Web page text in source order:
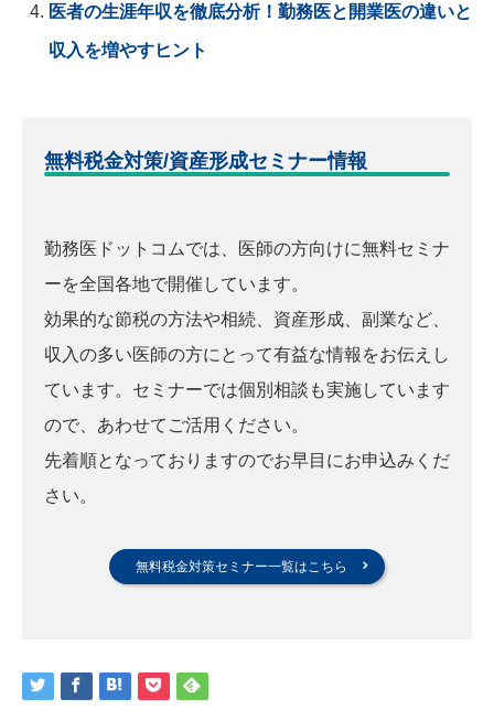
医者の生涯年収を徹底分析！勤務医と開業医の違いと
収入を増やすヒント
無料税金対策/資産形成セミナー情報
勤務医ドットコムでは、医師の方向けに無料セミナ
ーを全国各地で開催しています。
効果的な節税の方法や相続、資産形成、副業など、
収入の多い医師の方にとって有益な情報をお伝えし
ています。セミナーでは個別相談も実施しています
ので、あわせてご活用ください。
先着順となっておりますのでお早目にお申込みくだ
さい。
無料税金対策セミナー一覧はこちら